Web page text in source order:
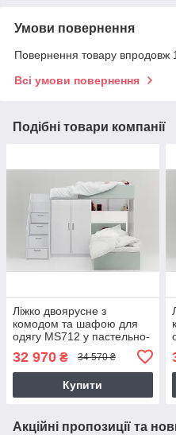
Умови повернення
Повернення товару впродовж
Всі умови повернення
Подібні товари компанії
Ліжко двоярусне з
комодом та шафою для
одягу MS712 у пастельно-
32 970 ₴ 34 570 ₴
Купити
Акційні пропозиції та